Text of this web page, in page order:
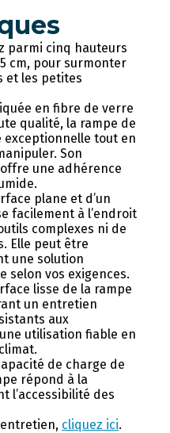
parmi cinq hauteurs
cm, pour surmonter
et les petites
en fibre de verre
qualité, la rampe de
exceptionnelle tout en
Son
une adhérence
plane et d’un
facilement à l’endroit
complexes ni de
Elle peut être
une solution
selon vos exigences.
lisse de la rampe
un entretien
aux
utilisation fiable en
de charge de
répond à la
l’accessibilité des
cliquez ici.